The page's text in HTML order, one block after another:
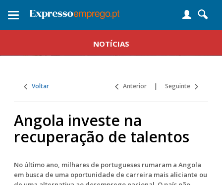
Toggle
NOTÍCIAS
Voltar Anterior | Seguinte
Angola investe na
recuperação de talentos
No último ano, milhares de portugueses rumaram a Angola
em busca de uma oportunidade de carreira mais aliciante ou